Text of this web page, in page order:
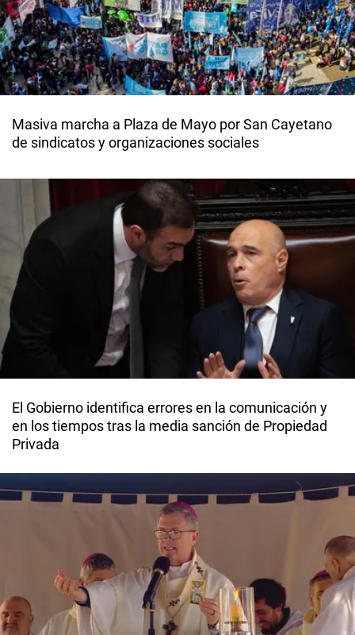
Masiva marcha a Plaza de Mayo por San Cayetano
de sindicatos y organizaciones sociales
El Gobierno identifica errores en la comunicación y
en los tiempos tras la media sanción de Propiedad
Privada